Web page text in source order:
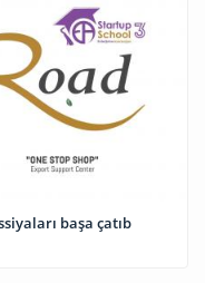
başa çatıb